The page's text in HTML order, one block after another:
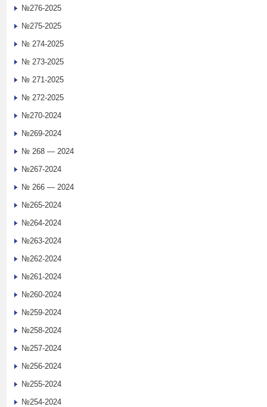
№276-2025
№275-2025
№ 274-2025
№ 273-2025
№ 271-2025
№ 272-2025
№270-2024
№269-2024
№ 268 — 2024
№267-2024
№ 266 — 2024
№265-2024
№264-2024
№263-2024
№262-2024
№261-2024
№260-2024
№259-2024
№258-2024
№257-2024
№256-2024
№255-2024
№254-2024